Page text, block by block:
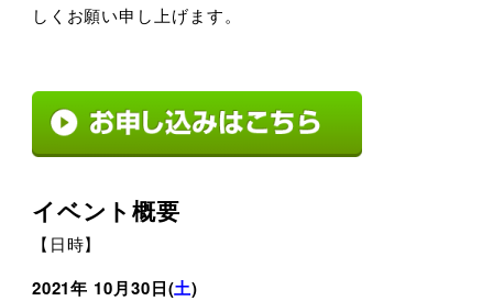
しくお願い申し上げます。
イベント概要
【日時】
2021年 10月30日(土)